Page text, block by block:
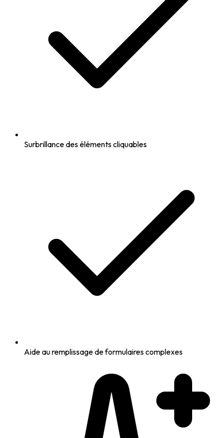
Surbrillance des éléments cliquables
Aide au remplissage de formulaires complexes